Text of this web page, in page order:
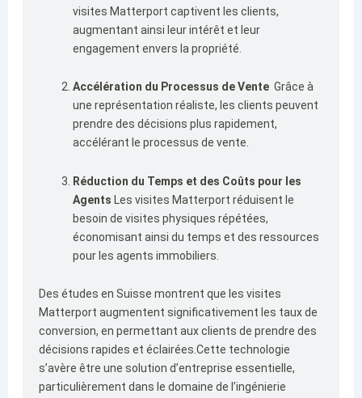
visites Matterport captivent les clients,
augmentant ainsi leur intérêt et leur
engagement envers la propriété.
Accélération du Processus de VenteGrâce à
une représentation réaliste, les clients peuvent
prendre des décisions plus rapidement,
accélérant le processus de vente.
Réduction du Temps et des Coûts pour les
Agents Les visites Matterport réduisent le
besoin de visites physiques répétées,
économisant ainsi du temps et des ressources
pour les agents immobiliers.
Des études en Suisse montrent que les visites
Matterport augmentent significativement les taux de
conversion, en permettant aux clients de prendre des
décisions rapides et éclairées.Cette technologie
s’avère être une solution d’entreprise essentielle,
particulièrement dans le domaine de l’ingénierie